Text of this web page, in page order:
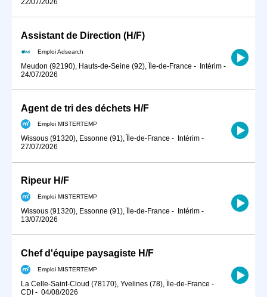
Assistant de Direction (H/F)
Emploi Adsearch
Meudon (92190), Hauts-de-Seine (92), Île-de-France - Intérim -
24/07/2026
Agent de tri des déchets H/F
Emploi MISTERTEMP
Wissous (91320), Essonne (91), Île-de-France - Intérim -
27/07/2026
Ripeur H/F
Emploi MISTERTEMP
Wissous (91320), Essonne (91), Île-de-France - Intérim -
13/07/2026
Chef d'équipe paysagiste H/F
Emploi MISTERTEMP
La Celle-Saint-Cloud (78170), Yvelines (78), Île-de-France -
CDI - 04/08/2026